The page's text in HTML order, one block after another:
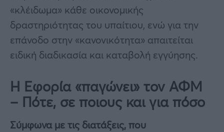
«κλέιδωμα» κάθε οικονομικής
δραστηριότητας του υπαίτιου, ενώ για την
επάνοδο στην «κανονικότητα» απαιτείται
ειδική διαδικασία και καταβολή εγγύησης.
Η Εφορία «παγώνει» τον ΑΦΜ
– Πότε, σε ποιους και για πόσο
Σύμφωνα με τις διατάξεις, που